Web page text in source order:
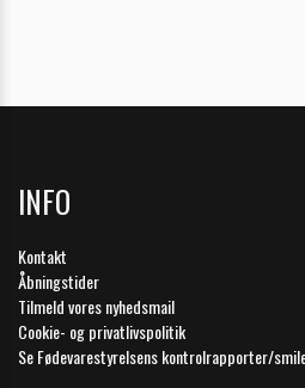
INFO
Kontakt
Åbningstider
Tilmeld vores nyhedsmail
Cookie- og privatlivspolitik
Se Fødevarestyrelsens kontrolrapporter/